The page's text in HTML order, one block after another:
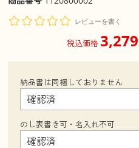
レビューを書く
税込価格 3,279
納品書は同梱しておりません
のし表書き可・名入れ不可